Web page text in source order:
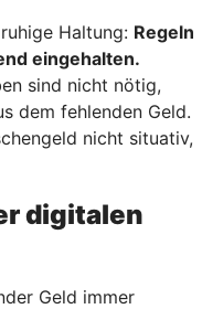
Haltung: Regeln
eingehalten.
sind nicht nötig,
dem fehlenden Geld.
nicht situativ,
digitalen
Geld immer